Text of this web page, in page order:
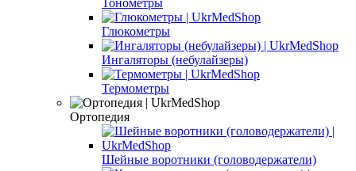
Глюкометры
Ингаляторы (небулайзеры)
Термометры
Ортопедия
Шейные воротники (головодержатели)